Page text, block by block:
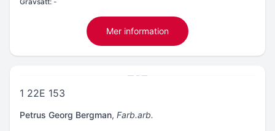
Mer information
1 22E 153
Petrus Georg Bergman, Farb.arb.